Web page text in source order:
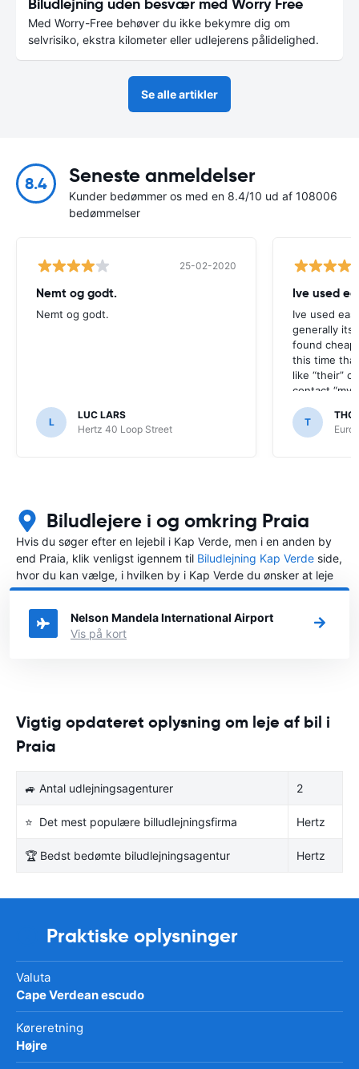
Med Worry-Free behøver du ikke bekymre dig om
selvrisiko, ekstra kilometer eller udlejerens pålidelighed.
Se alle artikler
8.4 Seneste anmeldelser
Kunder bedømmer os med en 8.4/10 ud af 108006
bedømmelser
25-02-2020
Nemt og godt.
Nemt og godt.
L
LUC LARS
Hertz 40 Loop Street
Ive used
Ive used
generally its
found cheap
this time
like “their”
contact “my
werent
T
Biludlejere i og omkring Praia
Hvis du søger efter en lejebil i Kap Verde, men i en anden by
end Praia, klik venligst igennem til Biludlejning Kap Verde side,
hvor du kan vælge, i hvilken by i Kap Verde du ønsker at leje
en bil.
Nelson Mandela International Airport
Vis på kort
Vigtig opdateret oplysning om leje af bil i
Praia
🚙 Antal udlejningsagenturer 2
⭐ Det mest populære billudlejningsfirma Hertz
🏆 Bedst bedømte biludlejningsagentur Hertz
Praktiske oplysninger
Valuta
Cape Verdean escudo
Køreretning
Højre